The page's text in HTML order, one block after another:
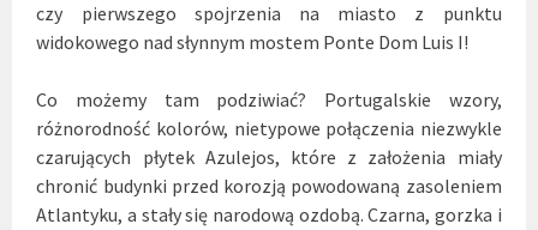
czy pierwszego spojrzenia na miasto z punktu
widokowego nad słynnym mostem Ponte Dom Luis I!
Co możemy tam podziwiać? Portugalskie wzory,
różnorodność kolorów, nietypowe połączenia niezwykle
czarujących płytek Azulejos, które z założenia miały
chronić budynki przed korozją powodowaną zasoleniem
Atlantyku, a stały się narodową ozdobą. Czarna, gorzka i